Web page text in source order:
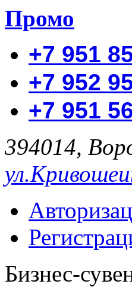
Промо
+7 951
+7 952
+7 951
394014,
Бизнес-